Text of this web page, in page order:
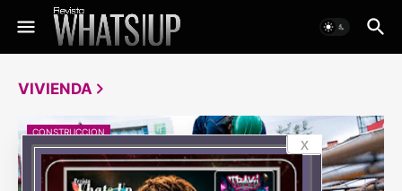
VIVIENDA
CONSTRUCCION
x